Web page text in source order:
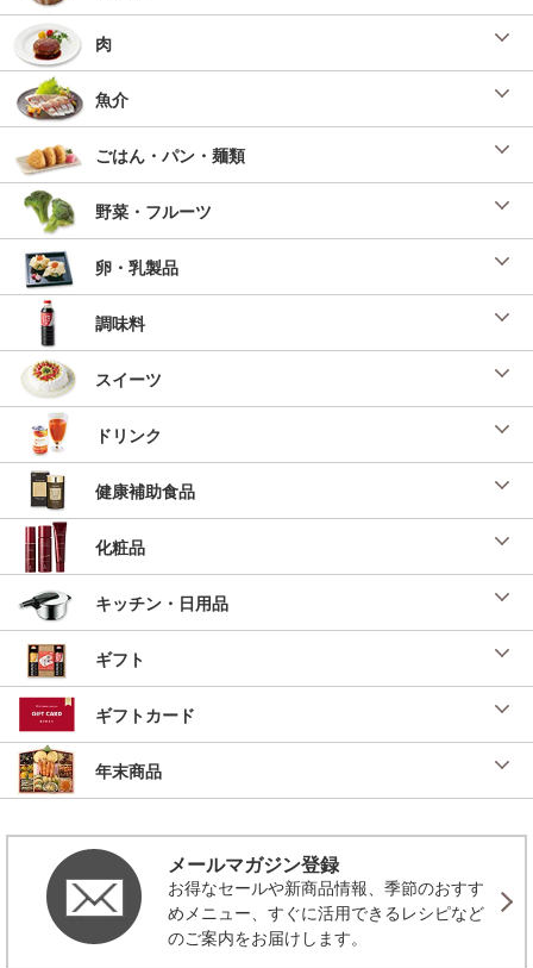
肉
魚介
ごはん・パン・麺類
野菜・フルーツ
卵・乳製品
調味料
スイーツ
ドリンク
健康補助食品
化粧品
キッチン・日用品
ギフト
ギフトカード
年末商品
メールマガジン登録
お得なセールや新商品情報、季節のおすす
めメニュー、すぐに活用できるレシピなど
のご案内をお届けします。